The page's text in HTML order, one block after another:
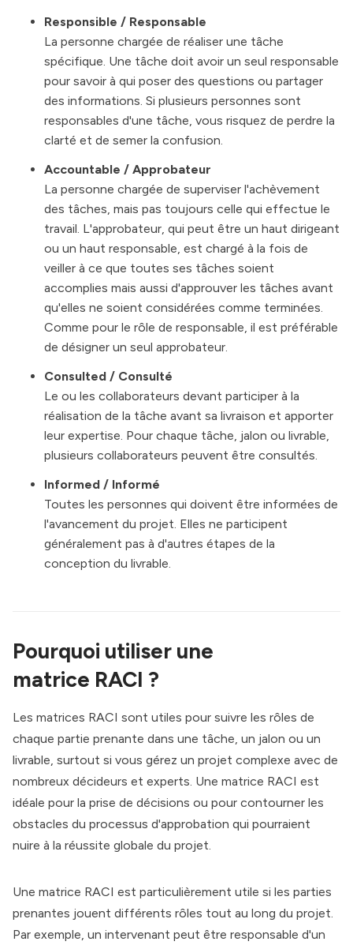
Responsible / Responsable
La personne chargée de réaliser une tâche
spécifique. Une tâche doit avoir un seul responsable
pour savoir à qui poser des questions ou partager
des informations. Si plusieurs personnes sont
responsables d'une tâche, vous risquez de perdre la
clarté et de semer la confusion.
Accountable / Approbateur
La personne chargée de superviser l'achèvement
des tâches, mais pas toujours celle qui effectue le
travail. L'approbateur, qui peut être un haut dirigeant
ou un haut responsable, est chargé à la fois de
veiller à ce que toutes ses tâches soient
accomplies mais aussi d'approuver les tâches avant
qu'elles ne soient considérées comme terminées.
Comme pour le rôle de responsable, il est préférable
de désigner un seul approbateur.
Consulted / Consulté
Le ou les collaborateurs devant participer à la
réalisation de la tâche avant sa livraison et apporter
leur expertise. Pour chaque tâche, jalon ou livrable,
plusieurs collaborateurs peuvent être consultés.
Informed / Informé
Toutes les personnes qui doivent être informées de
l'avancement du projet. Elles ne participent
généralement pas à d'autres étapes de la
conception du livrable.
Pourquoi utiliser une
matrice RACI ?
Les matrices RACI sont utiles pour suivre les rôles de
chaque partie prenante dans une tâche, un jalon ou un
livrable, surtout si vous gérez un projet complexe avec de
nombreux décideurs et experts. Une matrice RACI est
idéale pour la prise de décisions ou pour contourner les
obstacles du processus d'approbation qui pourraient
nuire à la réussite globale du projet.
Une matrice RACI est particulièrement utile si les parties
prenantes jouent différents rôles tout au long du projet.
Par exemple, un intervenant peut être responsable d'un